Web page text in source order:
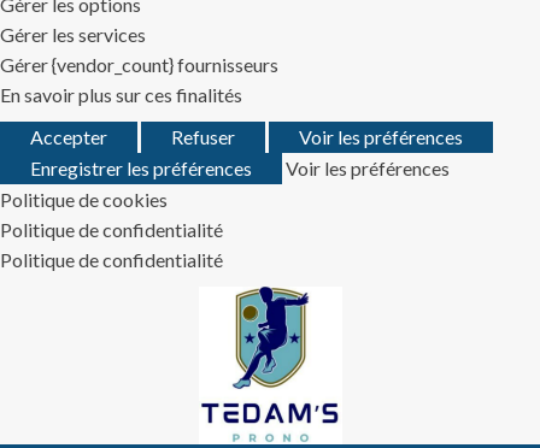
Gérer les services
Gérer {vendor_count} fournisseurs
En savoir plus sur ces finalités
Accepter
Refuser
Voir les préférences
Enregistrer les préférences
Voir les préférences
Politique de cookies
Politique de confidentialité
Politique de confidentialité